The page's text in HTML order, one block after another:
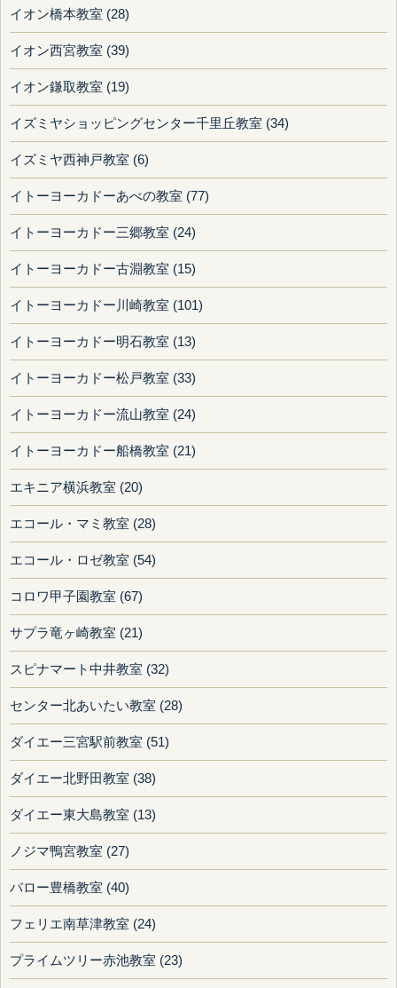
イオン橋本教室 (28)
イオン西宮教室 (39)
イオン鎌取教室 (19)
イズミヤショッピングセンター千里丘教室 (34)
イズミヤ西神戸教室 (6)
イトーヨーカドーあべの教室 (77)
イトーヨーカドー三郷教室 (24)
イトーヨーカドー古淵教室 (15)
イトーヨーカドー川崎教室 (101)
イトーヨーカドー明石教室 (13)
イトーヨーカドー松戸教室 (33)
イトーヨーカドー流山教室 (24)
イトーヨーカドー船橋教室 (21)
エキニア横浜教室 (20)
エコール・マミ教室 (28)
エコール・ロゼ教室 (54)
コロワ甲子園教室 (67)
サプラ竜ヶ崎教室 (21)
スピナマート中井教室 (32)
センター北あいたい教室 (28)
ダイエー三宮駅前教室 (51)
ダイエー北野田教室 (38)
ダイエー東大島教室 (13)
ノジマ鴨宮教室 (27)
バロー豊橋教室 (40)
フェリエ南草津教室 (24)
プライムツリー赤池教室 (23)